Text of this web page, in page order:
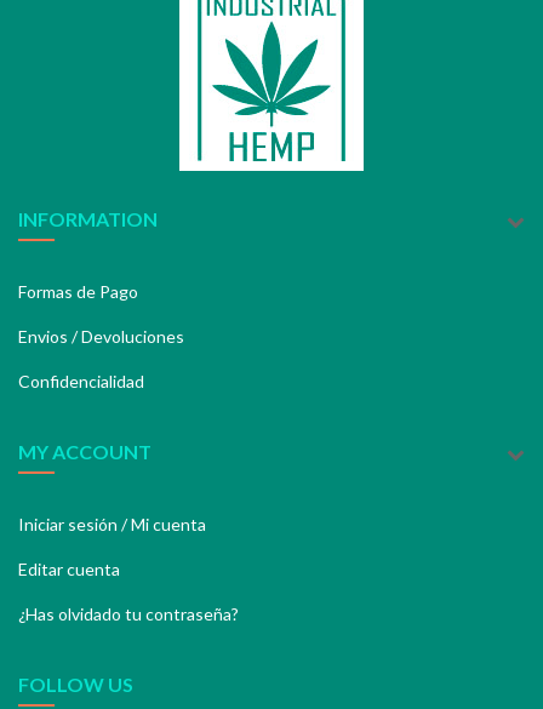
INFORMATION
Formas de Pago
Envios / Devoluciones
Confidencialidad
MY ACCOUNT
Iniciar sesión / Mi cuenta
Editar cuenta
¿Has olvidado tu contraseña?
FOLLOW US